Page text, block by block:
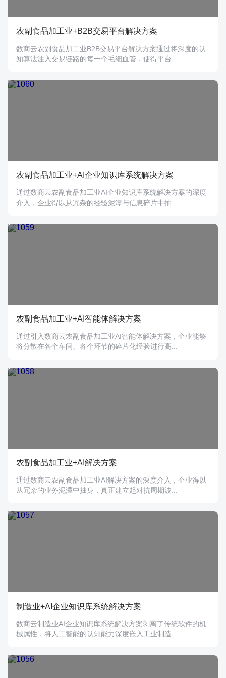
农副食品加工业+B2B交易平台解决方案
数商云农副食品加工业B2B交易平台解决方案通过将深度的认
知算法注入交易链路的每一个毛细血管，使得平台...
农副食品加工业+AI企业知识库系统解决方案
通过数商云农副食品加工业AI企业知识库系统解决方案的深度
介入，企业得以从冗杂的经验泥潭与信息碎片中抽...
农副食品加工业+AI智能体解决方案
通过引入数商云农副食品加工业AI智能体解决方案，企业能够
将分散在各个车间、各个环节的碎片化经验进行高...
农副食品加工业+AI解决方案
通过数商云农副食品加工业AI解决方案的深度介入，企业得以
从冗杂的业务泥潭中抽身，真正建立起对抗周期波...
制造业+AI企业知识库系统解决方案
数商云制造业AI企业知识库系统解决方案剥离了传统软件的机
械属性，将人工智能的认知能力深度嵌入工业制造...